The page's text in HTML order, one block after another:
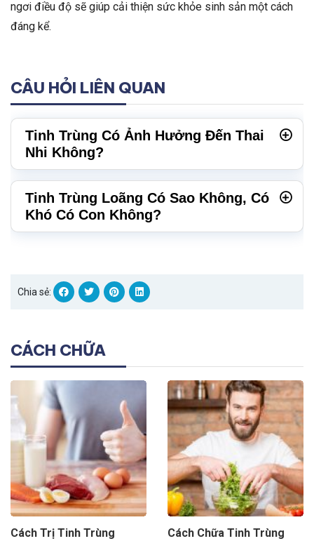
ngơi điều độ sẽ giúp cải thiện sức khỏe sinh sản một cách
đáng kể.
CÂU HỎI LIÊN QUAN
Tinh Trùng Có Ảnh Hưởng Đến Thai
Nhi Không?
Tinh Trùng Loãng Có Sao Không, Có
Khó Có Con Không?
Chia sẻ:
CÁCH CHỮA
Cách Trị Tinh Trùng
Cách Chữa Tinh Trùng